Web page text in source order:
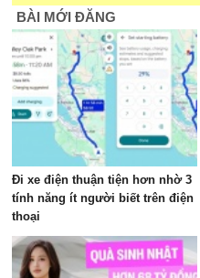
BÀI MỚI ĐĂNG
Đi xe điện thuận tiện hơn nhờ 3
tính năng ít người biết trên điện
thoại